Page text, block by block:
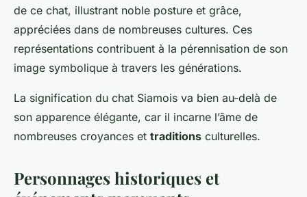
de ce chat, illustrant noble posture et grâce,
appréciées dans de nombreuses cultures. Ces
représentations contribuent à la pérennisation de son
image symbolique à travers les générations.
La signification du chat Siamois va bien au-delà de
son apparence élégante, car il incarne l’âme de
nombreuses croyances et traditions culturelles.
Personnages historiques et